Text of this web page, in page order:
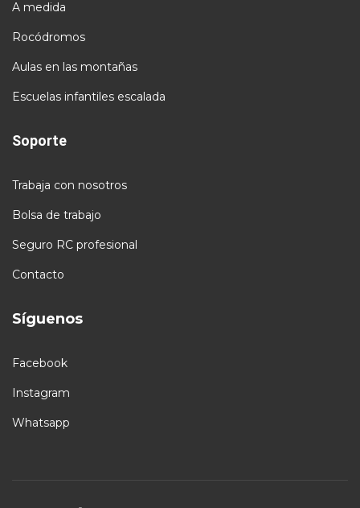
A medida
Rocódromos
Aulas en las montañas
Escuelas infantiles escalada
Soporte
Trabaja con nosotros
Bolsa de trabajo
Seguro RC profesional
Contacto
Síguenos
Facebook
Instagram
Whatsapp